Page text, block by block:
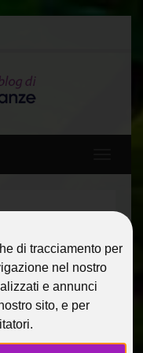
di tracciamento per
nel nostro
e annunci
sito, e per
Francia a bordo di
Chantal!
– IL